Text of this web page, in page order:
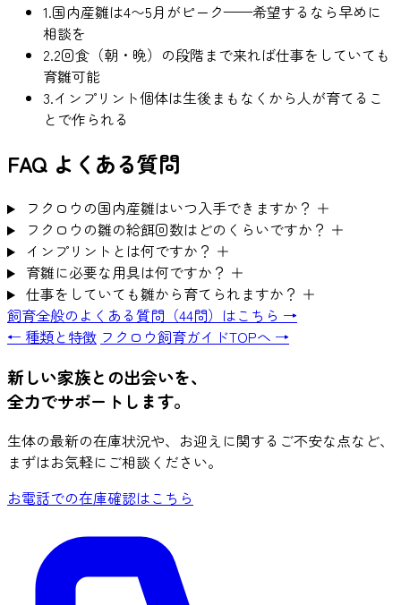
1.国内産雛は4〜5月がピーク——希望するなら早めに
相談を
2.2回食（朝・晩）の段階まで来れば仕事をしていても
育雛可能
3.インプリント個体は生後まもなくから人が育てるこ
とで作られる
FAQよくある質問
フクロウの国内産雛はいつ入手できますか？ ＋
フクロウの雛の給餌回数はどのくらいですか？ ＋
インプリントとは何ですか？ ＋
育雛に必要な用具は何ですか？ ＋
仕事をしていても雛から育てられますか？ ＋
飼育全般のよくある質問（44問）はこちら →
← 種類と特徴 フクロウ飼育ガイドTOPへ →
新しい家族との出会いを、
全力でサポートします。
生体の最新の在庫状況や、お迎えに関するご不安な点など、
まずはお気軽にご相談ください。
お電話での在庫確認はこちら